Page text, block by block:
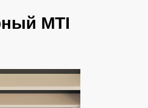
MTI